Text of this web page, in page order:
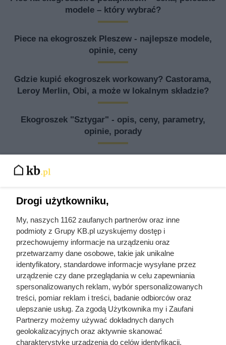
modele – który wybrać?
Piece na ekogroszek Pleszew - najlepsze modele,
opinie, ceny
Gdzie kupić ekogroszek workowany? Castorama,
Leroy Merlin, Obi, a może w lokalnym składzie?
Ekogroszek "Sztygar" - opis, ceny, parametry,
opinie, porady
Drogi użytkowniku,
My, naszych 1162 zaufanych partnerów oraz inne
podmioty z Grupy KB.pl uzyskujemy dostęp i
przechowujemy informacje na urządzeniu oraz
przetwarzamy dane osobowe, takie jak unikalne
identyfikatory, standardowe informacje wysyłane przez
urządzenie czy dane przeglądania w celu zapewniania
spersonalizowanych reklam, wybór spersonalizowanych
treści, pomiar reklam i treści, badanie odbiorców oraz
ulepszanie usług. Za zgodą Użytkownika my i Zaufani
Partnerzy możemy używać dokładnych danych
geolokalizacyjnych oraz aktywnie skanować
charakterystykę urządzenia do celów identyfikacji.